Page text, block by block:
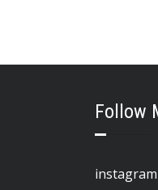
Follow
instagram